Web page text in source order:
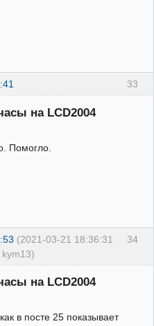
33
на LCD2004
Помогло.
34
(2021-03-21 18:36:31
kym13)
на LCD2004
в посте 25 показывает